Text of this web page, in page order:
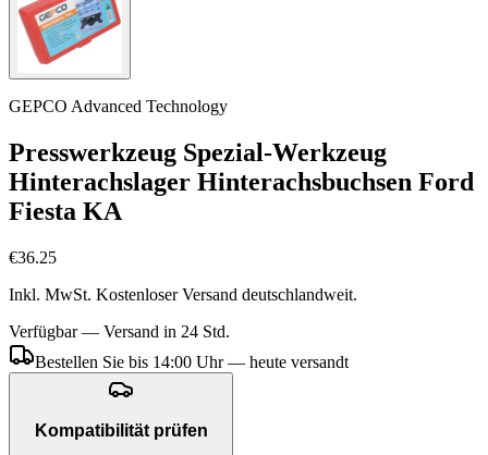
GEPCO Advanced Technology
Presswerkzeug Spezial-Werkzeug
Hinterachslager Hinterachsbuchsen Ford
Fiesta KA
€36.25
Inkl. MwSt. Kostenloser Versand deutschlandweit.
Verfügbar — Versand in 24 Std.
Bestellen Sie bis 14:00 Uhr — heute versandt
Kompatibilität prüfen